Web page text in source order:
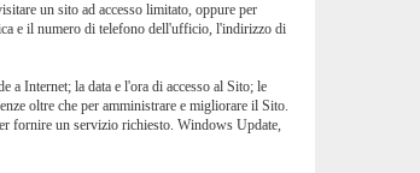
un sito ad accesso limitato, oppure per
e il numero di telefono dell'ufficio, l'indirizzo di
a Internet; la data e l'ora di accesso al Sito; le
oltre che per amministrare e migliorare il Sito.
fornire un servizio richiesto. Windows Update,